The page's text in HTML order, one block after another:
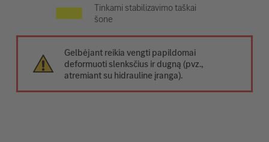
Tinkami stabilizavimo taškai
šone
Gelbėjant reikia vengti papildomai
deformuoti slenksčius ir dugną (pvz.,
atremiant su hidrauline įranga).